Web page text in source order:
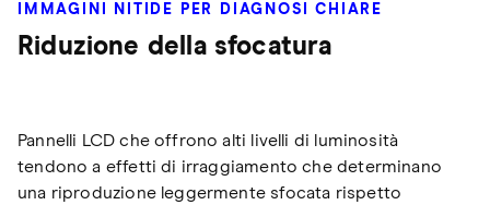
IMMAGINI NITIDE PER DIAGNOSI CHIARE
Riduzione della sfocatura
Pannelli LCD che offrono alti livelli di luminosità
tendono a effetti di irraggiamento che determinano
una riproduzione leggermente sfocata rispetto